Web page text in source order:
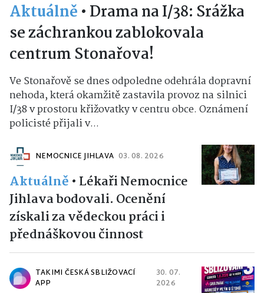
Aktuálně • Drama na I/38: Srážka
se záchrankou zablokovala
centrum Stonařova!
Ve Stonařově se dnes odpoledne odehrála dopravní
nehoda, která okamžitě zastavila provoz na silnici
I/38 v prostoru křižovatky v centru obce. Oznámení
policisté přijali v...
NEMOCNICE JIHLAVA 03. 08. 2026
Aktuálně • Lékaři Nemocnice
Jihlava bodovali. Ocenění
získali za vědeckou práci i
přednáškovou činnost
TAKIMI ČESKÁ SBLIŽOVACÍ
APP
30. 07.
2026